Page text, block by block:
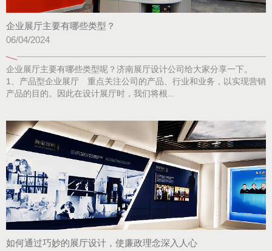
企业展厅主要有哪些类型？
06/04/2024
企业展厅主要有哪些类型呢？济南展厅设计公司给大家分享一下。
1、产品型企业展厅 重点关注公司的产品、行业和业务，以实现营销
产品的目的。因此在设计展厅时，我们将根...
如何通过巧妙的展厅设计，使廉政理念深入人心